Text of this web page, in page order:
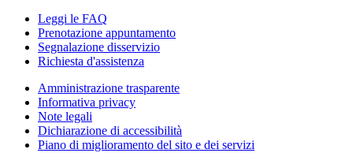
Leggi le FAQ
Prenotazione appuntamento
Segnalazione disservizio
Richiesta d'assistenza
Amministrazione trasparente
Informativa privacy
Note legali
Dichiarazione di accessibilità
Piano di miglioramento del sito e dei servizi